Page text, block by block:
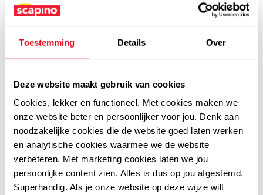
Toestemming Details Over
Deze website maakt gebruik van cookies
Cookies, lekker en functioneel. Met cookies maken we
onze website beter en persoonlijker voor jou. Denk aan
noodzakelijke cookies die de website goed laten werken
en analytische cookies waarmee we de website
verbeteren. Met marketing cookies laten we jou
persoonlijke content zien. Alles is dus op jou afgestemd.
Superhandig. Als je onze website op deze wijze wilt